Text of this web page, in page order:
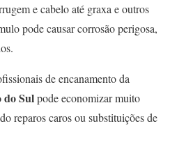
e cabelo até graxa e outros
pode causar corrosão perigosa,
de encanamento da
do Sulpode economizar muito
reparos caros ou substituições de